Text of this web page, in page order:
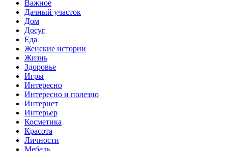
Важное
Дачный участок
Дом
Досуг
Еда
Женские истории
Жизнь
Здоровье
Игры
Интересно
Интересно и полезно
Интернет
Интерьер
Косметика
Красота
Личности
Мебель